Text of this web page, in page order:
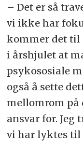
– Det er så
vi ikke har
kommer det til
i årshjulet at
psykososiale
også å sette
mellomrom på
ansvar for. Jeg
vi har lyktes til